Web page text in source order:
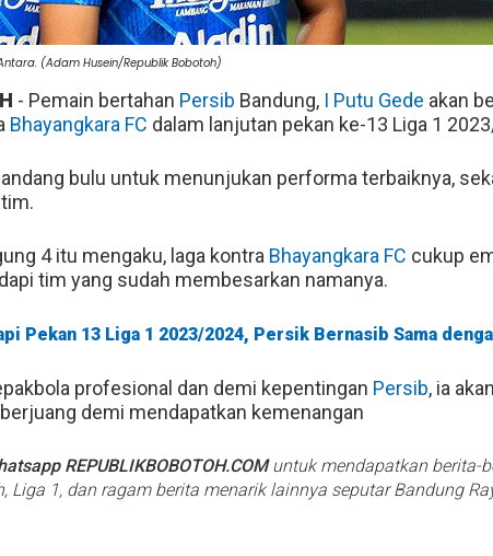
(Adam Husein/Republik Bobotoh)
- Pemain bertahan Persib Bandung, I Putu Gede akan
Bhayangkara FC dalam lanjutan pekan ke-13 Liga 1
bulu untuk menunjukan performa terbaiknya,
4 itu mengaku, laga kontra Bhayangkara FC cukup
tim yang sudah membesarkan namanya.
Pekan 13 Liga 1 2023/2024, Persik Bernasib Sama
profesional dan demi kepentingan Persib, ia
demi mendapatkan kemenangan
REPUBLIKBOBOTOH.COMuntuk mendapatkan berita-
Liga 1, dan ragam berita menarik lainnya seputar Bandung